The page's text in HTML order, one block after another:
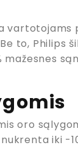
vartotojams
to, Philips
oro
iki -